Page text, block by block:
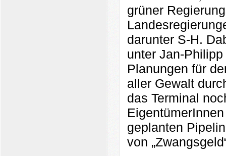
grüner
darunter S-H.
unter Jan-
Planungen für
aller Gewalt
das Terminal
geplanten
von